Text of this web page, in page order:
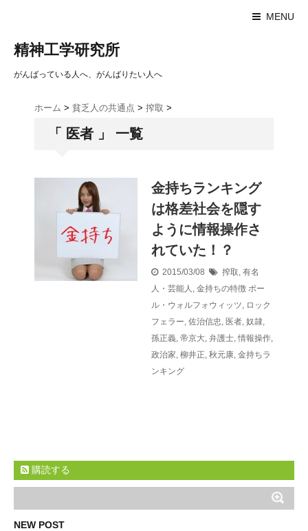
MENU
精神工学研究所
がんばっている人へ、がんばりたい人へ
ホーム > 貧乏人の共通点 > 搾取 >
「 医者 」 一覧
金持ちランキング
は格差社会を隠す
ように情報操作さ
れていた！？
2015/03/08 搾取, 有名
人・芸能人 , 金持ちの特徴 ポー
ル・ウォルフォウィッツ, ロック
フェラー, 佐治信忠, 医者, 奴隷,
孫正義, 帝京大, 弁護士, 情報操作,
政治家, 柳井正, 秋元康, 金持ちラ
ンキング
購読する
NEW POST